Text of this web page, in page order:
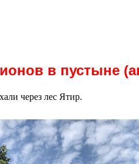
в пустыне
через лес Ятир.